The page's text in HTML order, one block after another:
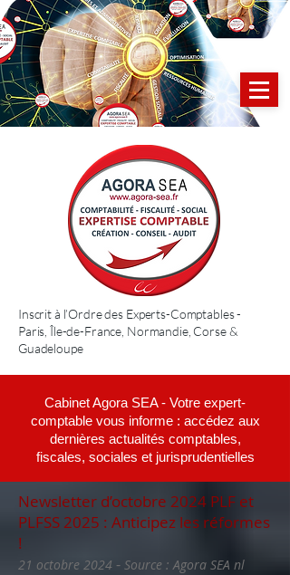
Inscrit à l’Ordre des Experts-Comptables -
Paris, Île-de-France, Normandie, Corse &
Guadeloupe
Cabinet Agora SEA - Votre expert-
comptable vous informe : accédez aux
dernières actualités comptables,
fiscales, sociales et jurisprudentielles
Newsletter d’octobre 2024 PLF et
PLFSS 2025 : Anticipez les réformes
!
21 octobre 2024 - Source : Agora SEA nl